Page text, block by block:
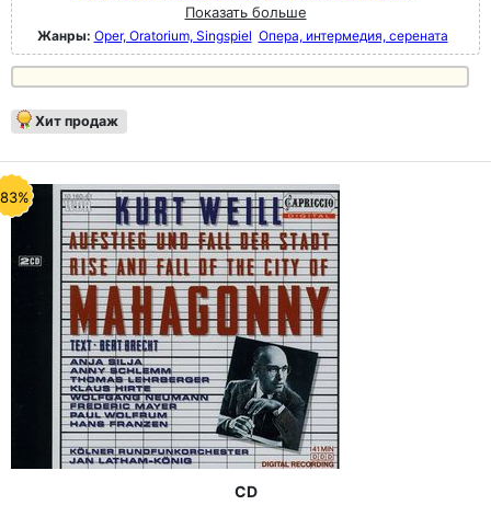
Показать больше
Жанры: Oper, Oratorium, Singspiel Опера, интермедия, серената
Хит продаж
CD